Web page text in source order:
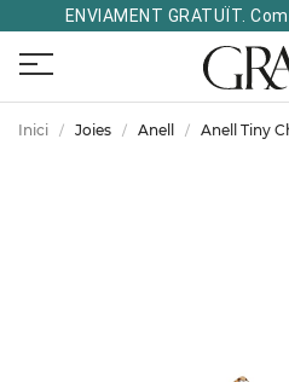
ENVIAMENT GRATUÏT.
Inici Joies Anell Anell Tiny